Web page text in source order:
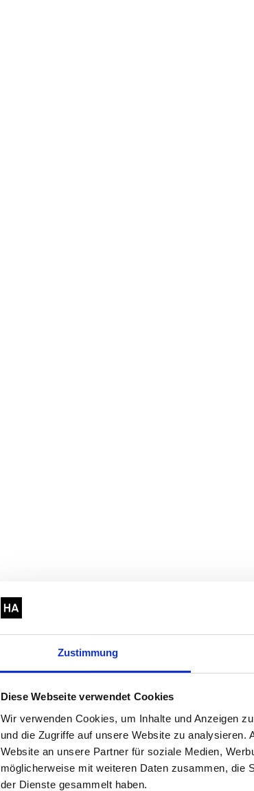
Zustimmung
Diese Webseite verwendet Cookies
Wir verwenden Cookies, um Inhalte und Anzeigen
und die Zugriffe auf unsere Website zu
Website an unsere Partner für soziale Medien,
möglicherweise mit weiteren Daten zusammen, die
der Dienste gesammelt haben.